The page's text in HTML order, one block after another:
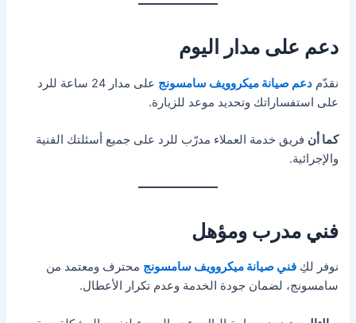
دعم على مدار اليوم
نقدّمدعم صيانة ميكروويف سامسونج
على مدار 24 ساعة للرد
على استفساراتك وتحديد موعد للزيارة.
كما أن فريق خدمة العملاء مدرّب للرد على جميع أسئلتك الفنية
والإجرائية.
فني مدرب ومؤهل
نوفر لكِفني صيانة ميكروويف سامسونج محترف ومعتمد من
سامسونج، لضمان جودة الخدمة وعدم تكرار الأعطال.